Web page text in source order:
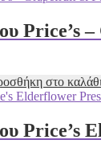
Price’s
στο καλάθι
Price’s